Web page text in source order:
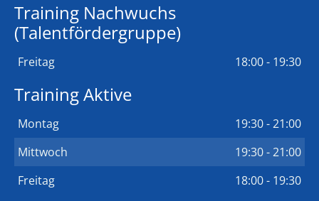
Training Nachwuchs
(Talentfördergruppe)
Freitag 18:00 - 19:30
Training Aktive
Montag
19:30 - 21:00
Mittwoch
19:30 - 21:00
Freitag
18:00 - 19:30